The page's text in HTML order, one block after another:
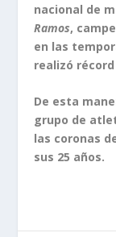
nacional de
Ramos,
en las
realizó récord
De esta
grupo de
las coronas
sus 25 años.